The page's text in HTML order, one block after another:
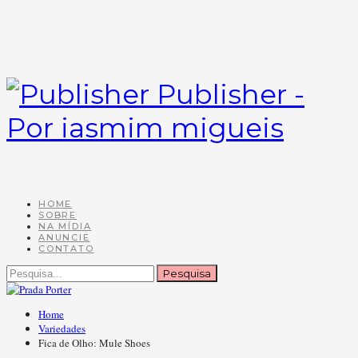
Publisher -
Por iasmim migueis
HOME
SOBRE
NA MÍDIA
ANUNCIE
CONTATO
Home
Variedades
Fica de Olho: Mule Shoes